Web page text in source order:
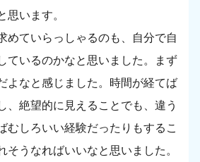
思います。
めていらっしゃるのも、自分で自
ているのかなと思いました。まず
よなと感じました。時間が経てば
、絶望的に見えることでも、違う
むしろいい経験だったりもするこ
そうなればいいなと思いました。